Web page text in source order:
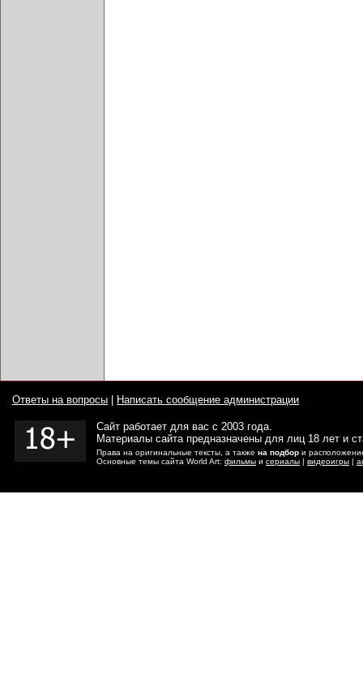
Ответы на вопросы Написать сообщение администрации
Сайт работает для вас с 2003 года.
Материалы сайта предназначены для лиц 18 лет и
Права на оригинальные тексты, а также на подбор и
Основные темы сайта World Art: фильмы и сериалы | видеоигры |